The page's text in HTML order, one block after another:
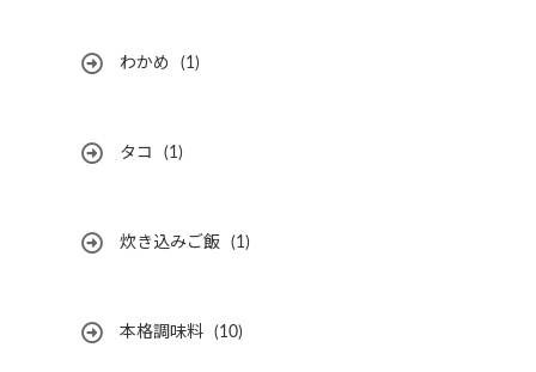
わかめ (1)
タコ (1)
炊き込みご飯 (1)
本格調味料 (10)